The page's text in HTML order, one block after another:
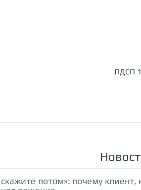
ЛДСП
потом»: почему